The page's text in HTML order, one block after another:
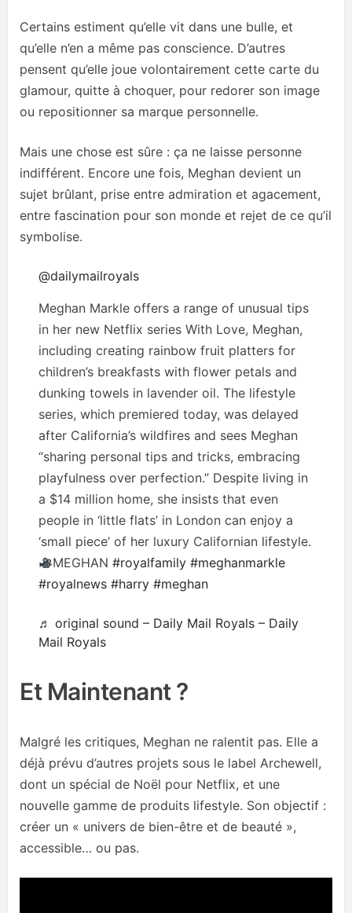
Certains estiment qu’elle vit dans une bulle, et
qu’elle n’en a même pas conscience. D’autres
pensent qu’elle joue volontairement cette carte du
glamour, quitte à choquer, pour redorer son image
ou repositionner sa marque personnelle.
Mais une chose est sûre : ça ne laisse personne
indifférent. Encore une fois, Meghan devient un
sujet brûlant, prise entre admiration et agacement,
entre fascination pour son monde et rejet de ce qu’il
symbolise.
@dailymailroyals
Meghan Markle offers a range of unusual tips
in her new Netflix series With Love, Meghan,
including creating rainbow fruit platters for
children’s breakfasts with flower petals and
dunking towels in lavender oil. The lifestyle
series, which premiered today, was delayed
after California’s wildfires and sees Meghan
“sharing personal tips and tricks, embracing
playfulness over perfection.” Despite living in
a $14 million home, she insists that even
people in ‘little flats’ in London can enjoy a
‘small piece’ of her luxury Californian lifestyle.
MEGHAN#royalfamily #meghanmarkle
#royalnews #harry #meghan
♬ original sound – Daily Mail Royals – Daily
Mail Royals
Et Maintenant ?
Malgré les critiques, Meghan ne ralentit pas. Elle a
déjà prévu d’autres projets sous le label Archewell,
dont un spécial de Noël pour Netflix, et une
nouvelle gamme de produits lifestyle. Son objectif :
créer un « univers de bien-être et de beauté »,
accessible… ou pas.